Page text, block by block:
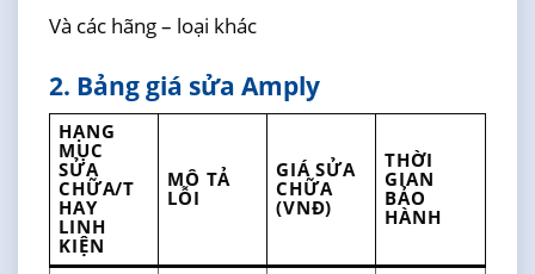
Và các hãng – loại khác
2. Bảng giá sửa Amply
HẠNG
MỤC
SỬA
CHỮA/T
HAY
LINH
KIỆN
MÔ TẢ
LỖI
GIÁ SỬA
CHỮA
(VNĐ)
THỜI
GIAN
BẢO
HÀNH